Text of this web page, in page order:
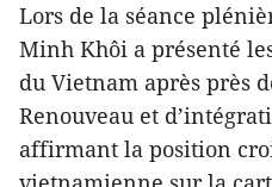
Lors de la séance
Minh Khôi a présenté
du Vietnam après près
Renouveau et
affirmant la position